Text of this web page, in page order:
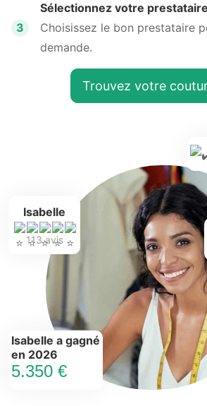
3
Sélectionnez votre prestataire
Choisissez le bon prestataire
demande.
Trouvez votre
Isabelle
113 avis
Isabelle a gagné
en 2026
5.350 €